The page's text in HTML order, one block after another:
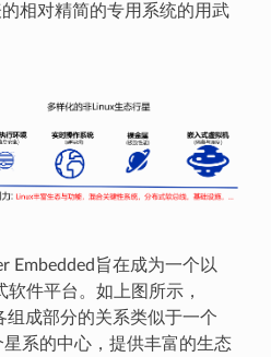
相对精简的专用系统的用武
Embedded旨在成为一个以
件平台。如上图所示，
组成部分的关系类似于一个
星系的中心，提供丰富的生态